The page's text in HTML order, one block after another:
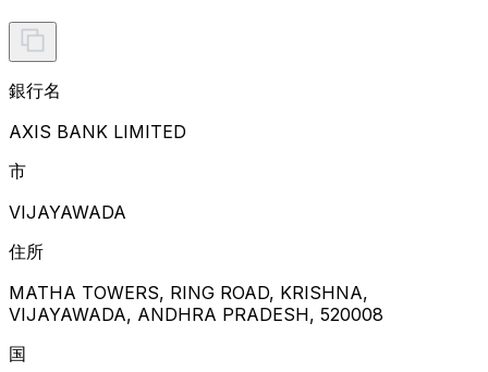
銀行名
AXIS BANK LIMITED
市
VIJAYAWADA
住所
MATHA TOWERS, RING ROAD, KRISHNA,
VIJAYAWADA, ANDHRA PRADESH, 520008
国